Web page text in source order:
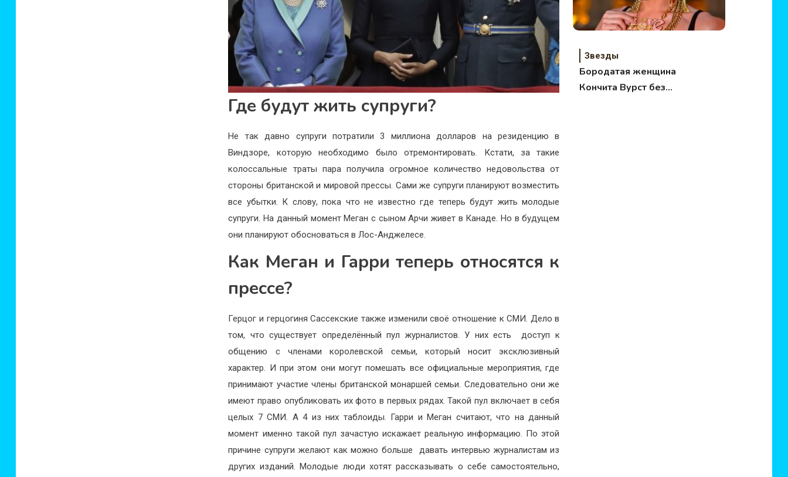
Где будут жить супруги?
Не так давно супруги потратили 3 миллиона долларов на резиденцию в
Виндзоре, которую необходимо было отремонтировать. Кстати, за такие
колоссальные траты пара получила огромное количество недовольства от
стороны британской и мировой прессы. Сами же супруги планируют возместить
все убытки. К слову, пока что не известно где теперь будут жить молодые
супруги. На данный момент Меган с сыном Арчи живет в Канаде. Но в будущем
они планируют обосноваться в Лос-Анджелесе.
Как Меган и Гарри теперь относятся к
прессе?
Герцог и герцогиня Сассекские также изменили своё отношение к СМИ. Дело в
том, что существует определённый пул журналистов. У них есть
доступ к
общению с членами королевской семьи, который носит эксклюзивный
характер. И при этом они могут помешать все официальные мероприятия, где
принимают участие члены британской монаршей семьи. Следовательно они же
имеют право опубликовать их фото в первых рядах. Такой пул включает в себя
целых 7 СМИ. А 4 из них таблоиды. Гарри и Меган считают, что на данный
момент именно такой пул зачастую искажает реальную информацию. По этой
причине супруги желают как можно больше
давать интервью журналистам из
других изданий. Молодые люди хотят рассказывать о себе самостоятельно,
Звезды
Бородатая женщина
Кончита Вурст без